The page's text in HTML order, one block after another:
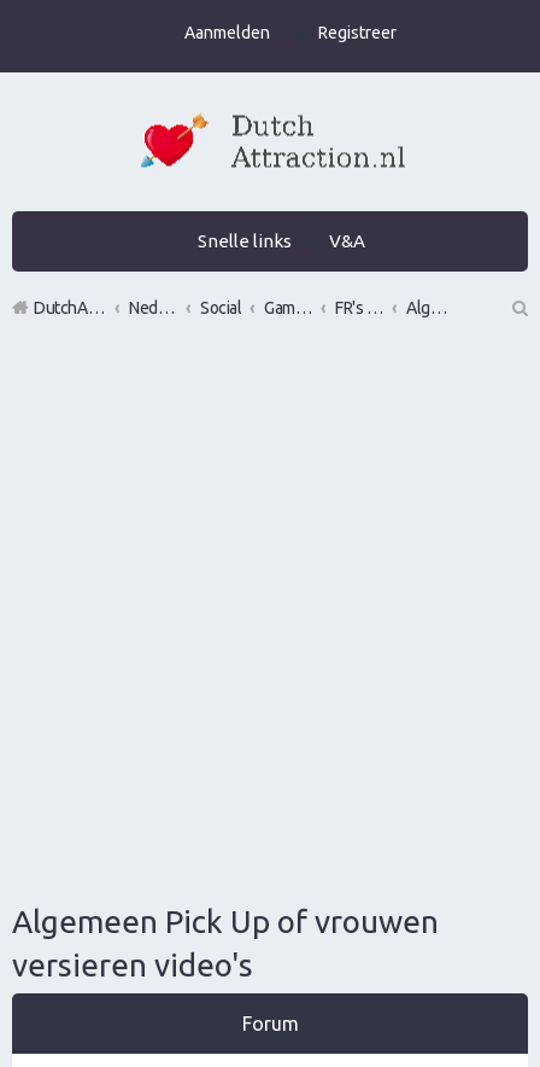
Aanmelden Registreer
Snelle links V&A
DutchAttraction.nl Nederlands grootste Dutch Attraction, Lifestyle, Vrouwen versieren en Pick-Up (PUA) Forum Social Gamen en vrouwen versieren in de praktijk (Infield) FR's en LR's (alles mag fotos, nummers, etc)
Algemeen Pick Up of vrouwen versieren video's
Algemeen Pick Up of vrouwen
versieren video's
Forum